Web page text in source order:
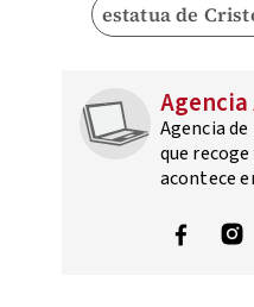
estatua de
Agencia
Agencia
que
acontece